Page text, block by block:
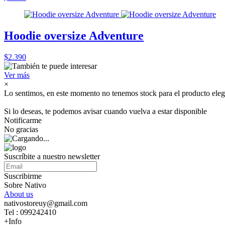
Hoodie oversize Adventure
$2.390
Ver más
×
Lo sentimos, en este momento no tenemos stock para el producto
Si lo deseas, te podemos avisar cuando vuelva a estar disponible
Notificarme
No gracias
Suscríbite a nuestro newsletter
Suscribirme
Sobre Nativo
About us
nativostoreuy@gmail.com
Tel : 099242410
+Info